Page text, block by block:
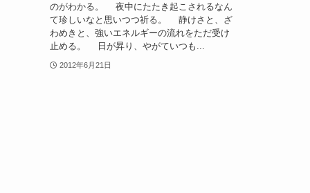
のがわかる。 夜中にたたき起こされるなん
て珍しいなと思いつつ祈る。 静けさと、ざ
わめきと、強いエネルギーの流れをただ受け
止める。 日が昇り、やがていつも...
2012年6月21日